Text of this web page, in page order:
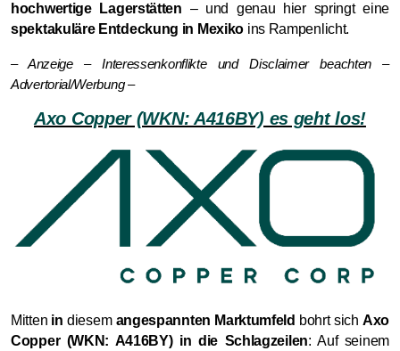
hochwertige Lagerstätten – und genau hier springt eine
spektakuläre Entdeckung in Mexiko ins Rampenlicht.
– Anzeige – Interessenkonflikte und Disclaimer beachten –
Advertorial/Werbung –
Axo Copper (WKN: A416BY) es geht los!
Mitten in diesem angespannten Marktumfeld bohrt sich Axo
Copper (WKN: A416BY) in die Schlagzeilen: Auf seinem